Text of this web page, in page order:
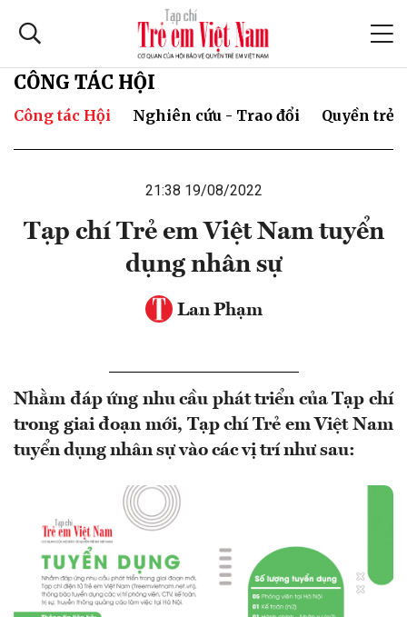
CÔNG TÁC HỘI
Công tác Hội Nghiên cứu - Trao đổi Quyền trẻ
21:38 19/08/2022
Tạp chí Trẻ em Việt Nam tuyển
dụng nhân sự
Lan Phạm
Nhằm đáp ứng nhu cầu phát triển của Tạp chí
trong giai đoạn mới, Tạp chí Trẻ em Việt Nam
tuyển dụng nhân sự vào các vị trí như sau: